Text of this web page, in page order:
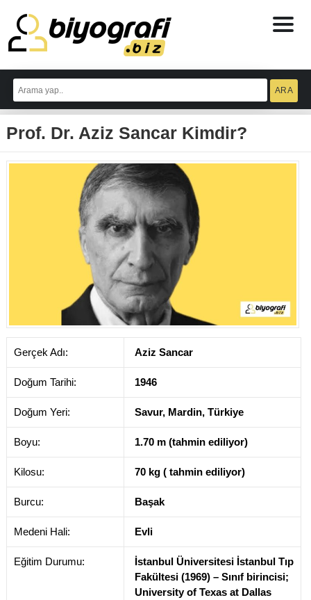
Prof. Dr. Aziz Sancar Kimdir?
Gerçek Adı: Aziz Sancar
Doğum Tarihi: 1946
Doğum Yeri: Savur, Mardin, Türkiye
Boyu: 1.70 m (tahmin ediliyor)
Kilosu: 70 kg ( tahmin ediliyor)
Burcu: Başak
Medeni Hali: Evli
Eğitim Durumu:
İstanbul Üniversitesi İstanbul Tıp
Fakültesi (1969) – Sınıf birincisi;
University of Texas at Dallas
ataşehir
escort
bodrum
izmit